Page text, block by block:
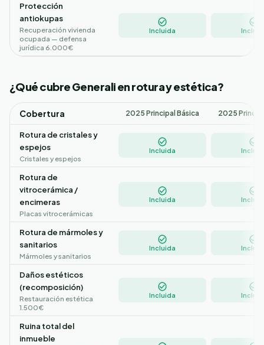
Protección
antiokupas
Recuperación vivienda
ocupada — defensa
jurídica 6.000€
Incluida
¿Qué cubre Generali en rotura y estética?
Cobertura 2025 Principal Básica 2025
Rotura de cristales y
espejos
Cristales y espejos
Incluida
Rotura de
vitrocerámica /
encimeras
Placas vitrocerámicas
Incluida
Rotura de mármoles y
sanitarios
Mármoles y sanitarios
Incluida
Daños estéticos
(recomposición)
Restauración estética
1.500€
Incluida
Ruina total del
inmueble